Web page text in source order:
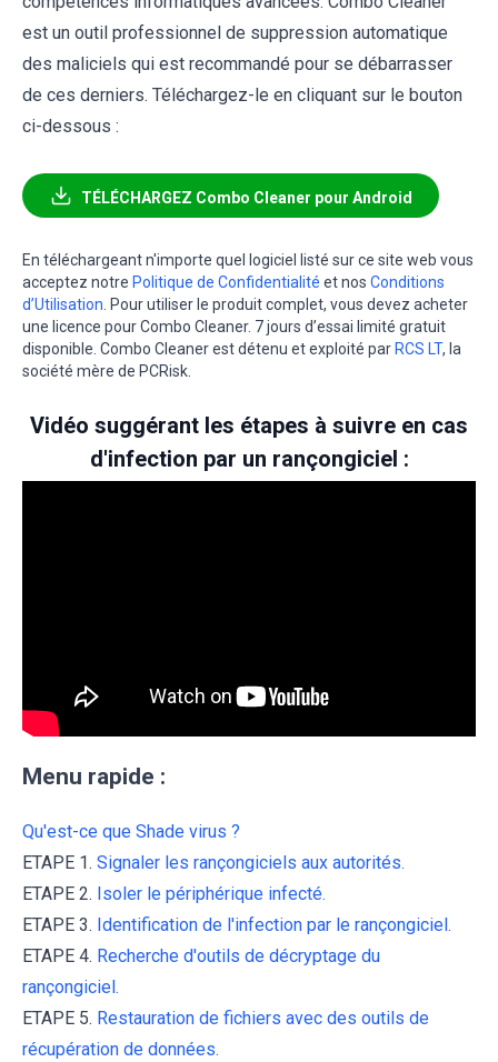
est un outil professionnel de suppression automatique
des maliciels qui est recommandé pour se débarrasser
de ces derniers. Téléchargez-le en cliquant sur le bouton
ci-dessous :
TÉLÉCHARGEZ Combo Cleaner pour Android
En téléchargeant n'importe quel logiciel listé sur ce site web vous
acceptez notre Politique de Confidentialité et nos Conditions
d’Utilisation . Pour utiliser le produit complet, vous devez acheter
une licence pour Combo Cleaner. 7 jours d’essai limité gratuit
disponible. Combo Cleaner est détenu et exploité par RCS LT, la
société mère de PCRisk.
Vidéo suggérant les étapes à suivre en cas
d'infection par un rançongiciel :
Menu rapide :
Qu'est-ce que Shade virus ?
ETAPE 1. Signaler les rançongiciels aux autorités.
ETAPE 2. Isoler le périphérique infecté.
ETAPE 3. Identification de l'infection par le rançongiciel.
ETAPE 4. Recherche d'outils de décryptage du
rançongiciel.
ETAPE 5. Restauration de fichiers avec des outils de
récupération de données.